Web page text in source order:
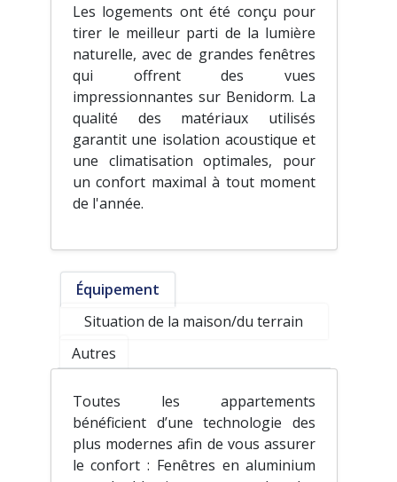
Les logements ont été conçu pour
tirer le meilleur parti de la lumière
naturelle, avec de grandes fenêtres
qui offrent des vues
impressionnantes sur Benidorm. La
qualité des matériaux utilisés
garantit une isolation acoustique et
une climatisation optimales, pour
un confort maximal à tout moment
de l'année.
Équipement
Situation de la maison/du terrain
Autres
Toutes les appartements
bénéficient d’une technologie des
plus modernes afin de vous assurer
le confort : Fenêtres en aluminium